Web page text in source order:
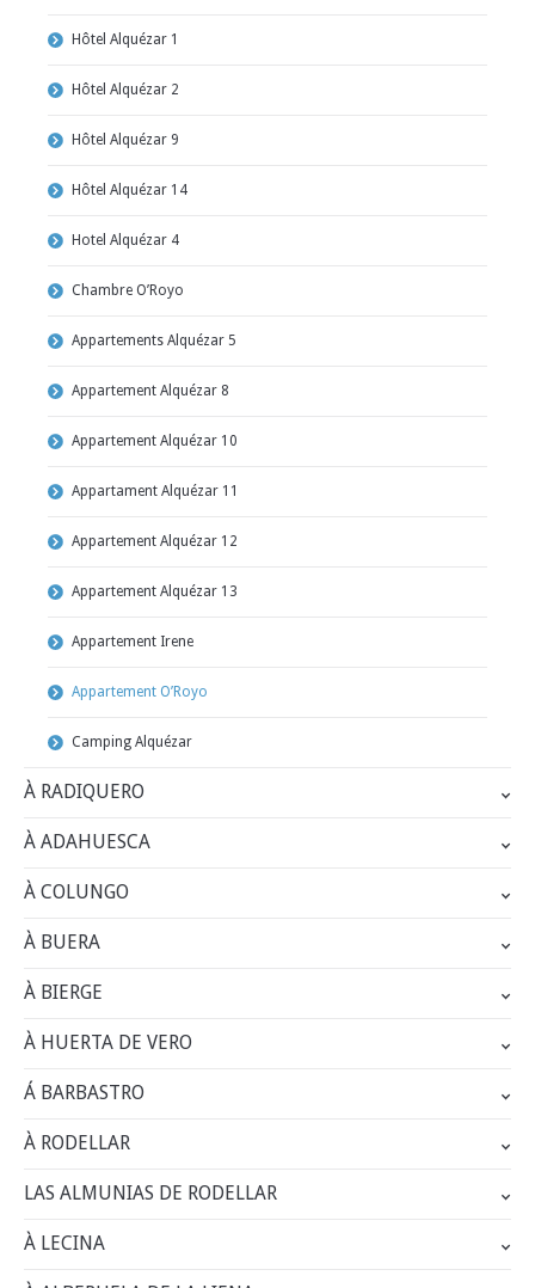
Hôtel Alquézar 1
Hôtel Alquézar 2
Hôtel Alquézar 9
Hôtel Alquézar 14
Hotel Alquézar 4
Chambre O’Royo
Appartements Alquézar 5
Appartement Alquézar 8
Appartement Alquézar 10
Appartament Alquézar 11
Appartement Alquézar 12
Appartement Alquézar 13
Appartement Irene
Appartement O’Royo
Camping Alquézar
À RADIQUERO
À ADAHUESCA
À COLUNGO
À BUERA
À BIERGE
À HUERTA DE VERO
Á BARBASTRO
À RODELLAR
LAS ALMUNIAS DE RODELLAR
À LECINA